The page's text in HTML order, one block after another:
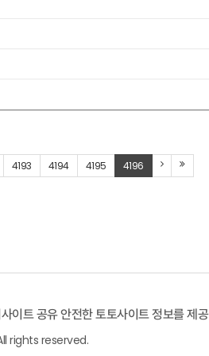
4193 4194 4195 4196
이트 공유 안전한 토토사이트 정보를 제공
rights reserved.